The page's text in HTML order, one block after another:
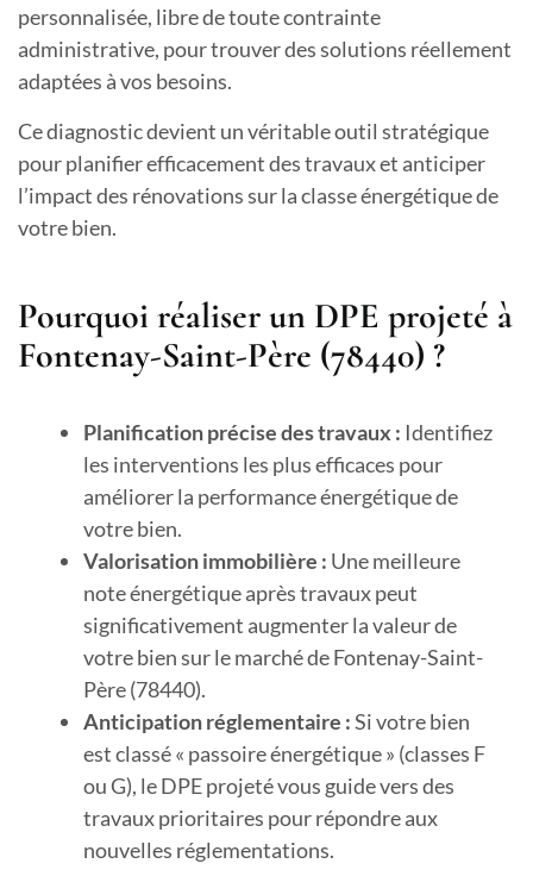
personnalisée, libre de toute contrainte
administrative, pour trouver des solutions réellement
adaptées à vos besoins.
Ce diagnostic devient un véritable outil stratégique
pour planifier efficacement des travaux et anticiper
l’impact des rénovations sur la classe énergétique de
votre bien.
Pourquoi réaliser un DPE projeté à
Fontenay-Saint-Père (78440) ?
Planification précise des travaux : Identifiez
les interventions les plus efficaces pour
améliorer la performance énergétique de
votre bien.
Valorisation immobilière : Une meilleure
note énergétique après travaux peut
significativement augmenter la valeur de
votre bien sur le marché de Fontenay-Saint-
Père (78440).
Anticipation réglementaire :Si votre bien
est classé « passoire énergétique » (classes F
ou G), le DPE projeté vous guide vers des
travaux prioritaires pour répondre aux
nouvelles réglementations.